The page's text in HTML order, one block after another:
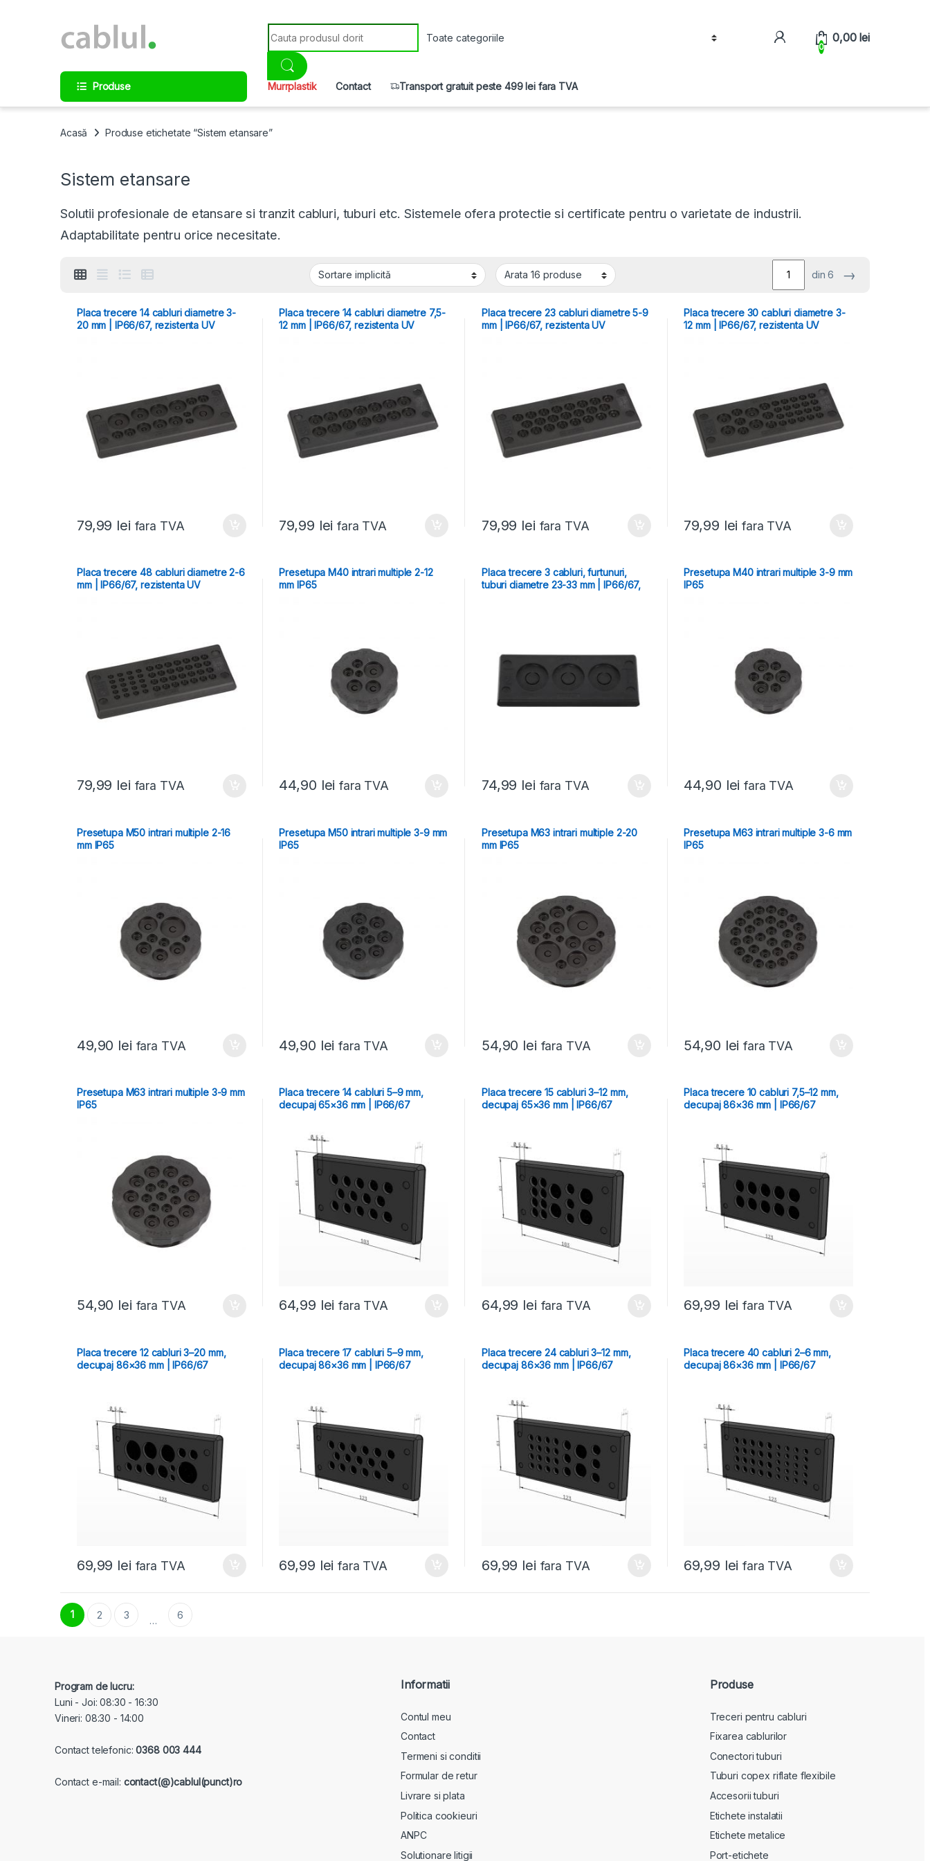
Search for:
0
0,00 lei
Produse Murrplastik Contact Transport gratuit peste 499 lei fara TVA
Acasă Produse etichetate “Sistem etansare”
Sistem etansare
Solutii profesionale de etansare si tranzit cabluri, tuburi etc. Sistemele ofera protectie si certificate pentru o varietate de industrii.
Adaptabilitate pentru orice necesitate.
din 6 →
Placa trecere 14 cabluri diametre 3-
20 mm | IP66/67, rezistenta UV
79,99 lei fara TVA
Placa trecere 14 cabluri diametre 7,5-
12 mm | IP66/67, rezistenta UV
79,99 lei fara TVA
Placa trecere 23 cabluri diametre 5-9
mm | IP66/67, rezistenta UV
79,99 lei fara TVA
Placa trecere 30 cabluri diametre 3-
12 mm | IP66/67, rezistenta UV
79,99 lei fara TVA
Placa trecere 48 cabluri diametre 2-6
mm | IP66/67, rezistenta UV
79,99 lei fara TVA
Presetupa M40 intrari multiple 2-12
mm IP65
44,90 lei fara TVA
Placa trecere 3 cabluri, furtunuri,
tuburi diametre 23-33 mm | IP66/67,
74,99 lei fara TVA
Presetupa M40 intrari multiple 3-9 mm
IP65
44,90 lei fara TVA
Presetupa M50 intrari multiple 2-16
mm IP65
49,90 lei fara TVA
Presetupa M50 intrari multiple 3-9 mm
IP65
49,90 lei fara TVA
Presetupa M63 intrari multiple 2-20
mm IP65
54,90 lei fara TVA
Presetupa M63 intrari multiple 3-6 mm
IP65
54,90 lei fara TVA
Presetupa M63 intrari multiple 3-9 mm
IP65
54,90 lei fara TVA
Placa trecere 14 cabluri 5–9 mm,
decupaj 65×36 mm | IP66/67
64,99 lei fara TVA
Placa trecere 15 cabluri 3–12 mm,
decupaj 65×36 mm | IP66/67
64,99 lei fara TVA
Placa trecere 10 cabluri 7,5–12 mm,
decupaj 86×36 mm | IP66/67
69,99 lei fara TVA
Placa trecere 12 cabluri 3–20 mm,
decupaj 86×36 mm | IP66/67
69,99 lei fara TVA
Placa trecere 17 cabluri 5–9 mm,
decupaj 86×36 mm | IP66/67
69,99 lei fara TVA
Placa trecere 24 cabluri 3–12 mm,
decupaj 86×36 mm | IP66/67
69,99 lei fara TVA
Placa trecere 40 cabluri 2–6 mm,
decupaj 86×36 mm | IP66/67
69,99 lei fara TVA
1 2 3 … 6
Program de lucru:
Luni - Joi: 08:30 - 16:30
Vineri: 08:30 - 14:00
Contact telefonic:0368 003 444
Contact e-mail: contact(@)cablul(punct)ro
Informatii
Contul meu
Contact
Termeni si conditii
Formular de retur
Livrare si plata
Politica cookieuri
ANPC
Solutionare litigii
Produse
Treceri pentru cabluri
Fixarea cablurilor
Conectori tuburi
Tuburi copex riflate flexibile
Accesorii tuburi
Etichete instalatii
Etichete metalice
Port-etichete